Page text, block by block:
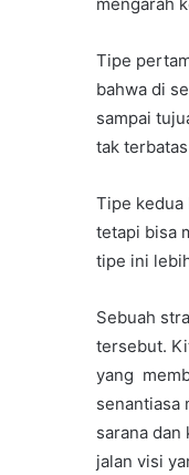
mengarah
Tipe
bahwa di
sampai
tak
Tipe kedua
tetapi bisa
tipe ini
Sebuah
tersebut.
yang
senantiasa
sarana
jalan visi